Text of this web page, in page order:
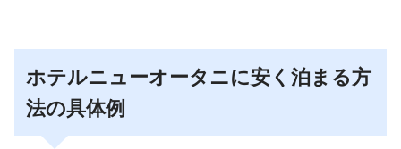
ホテルニューオータニに安く泊まる方
法の具体例